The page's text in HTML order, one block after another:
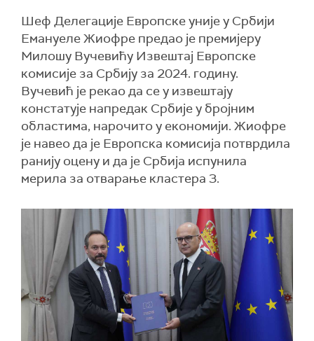
Шеф Делегације Европске уније у Србији
Емануеле Жиофре предао је премијеру
Милошу Вучевићу Извештај Европске
комисије за Србију за 2024. годину.
Вучевић је рекао да се у извештају
констатује напредак Србије у бројним
областима, нарочито у економији. Жиофре
је навео да је Европска комисија потврдила
ранију оцену и да је Србија испунила
мерила за отварање кластера 3.